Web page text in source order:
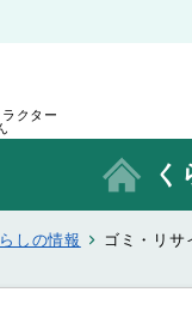
クター
く
しの情報 ゴミ・リサ